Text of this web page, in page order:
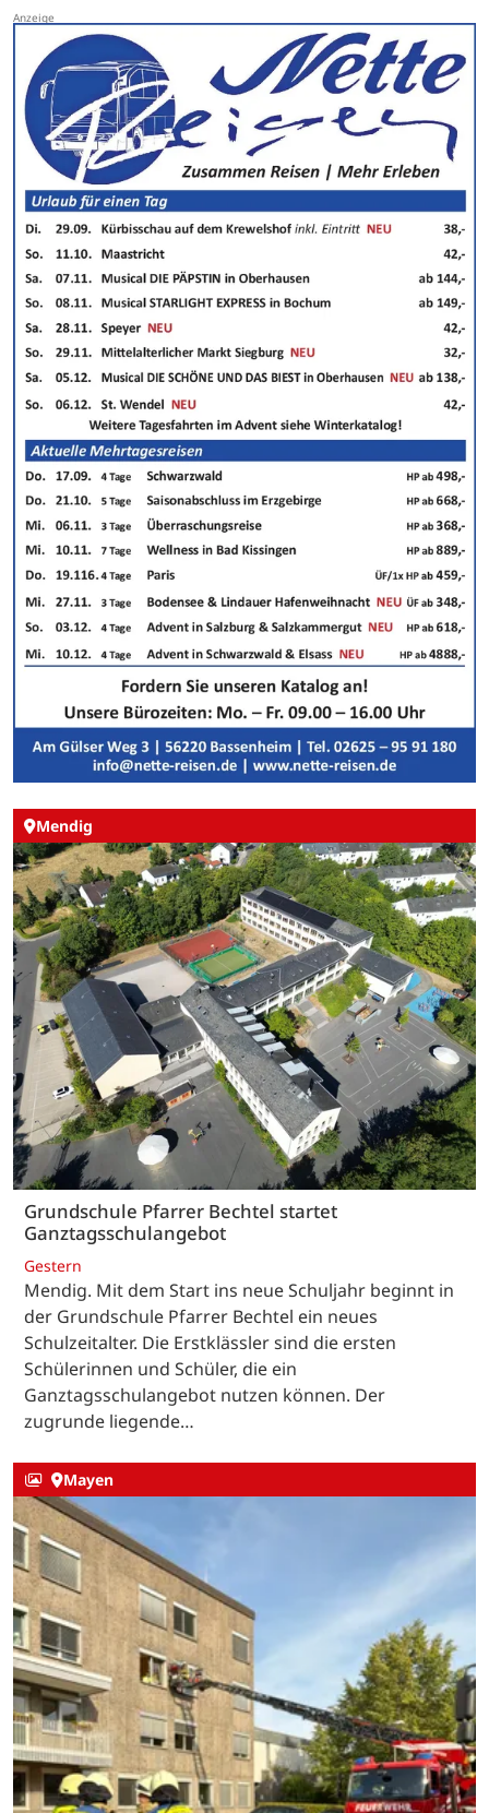
Mendig
Grundschule Pfarrer Bechtel startet
Ganztagsschulangebot
Gestern
Mendig. Mit dem Start ins neue Schuljahr beginnt in
der Grundschule Pfarrer Bechtel ein neues
Schulzeitalter. Die Erstklässler sind die ersten
Schülerinnen und Schüler, die ein
Ganztagsschulangebot nutzen können. Der
zugrunde liegende…
Mayen